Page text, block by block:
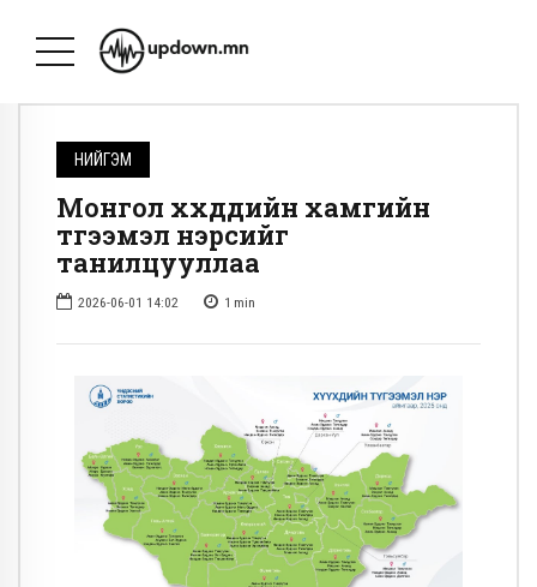
НИЙГЭМ
Монгол хүүхдүүдийн хамгийн
түгээмэл нэрсийг
танилцууллаа
2026-06-01 14:02 1 min